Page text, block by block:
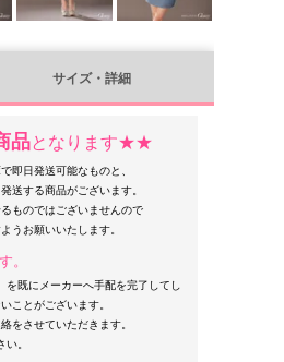
サイズ・詳細
品となります★★
即日発送可能なものと、
送する商品がございます。
ものではございませんので
。
を既にメーカーへ手配を完了してし
ことがございます。
をさせていただきます。